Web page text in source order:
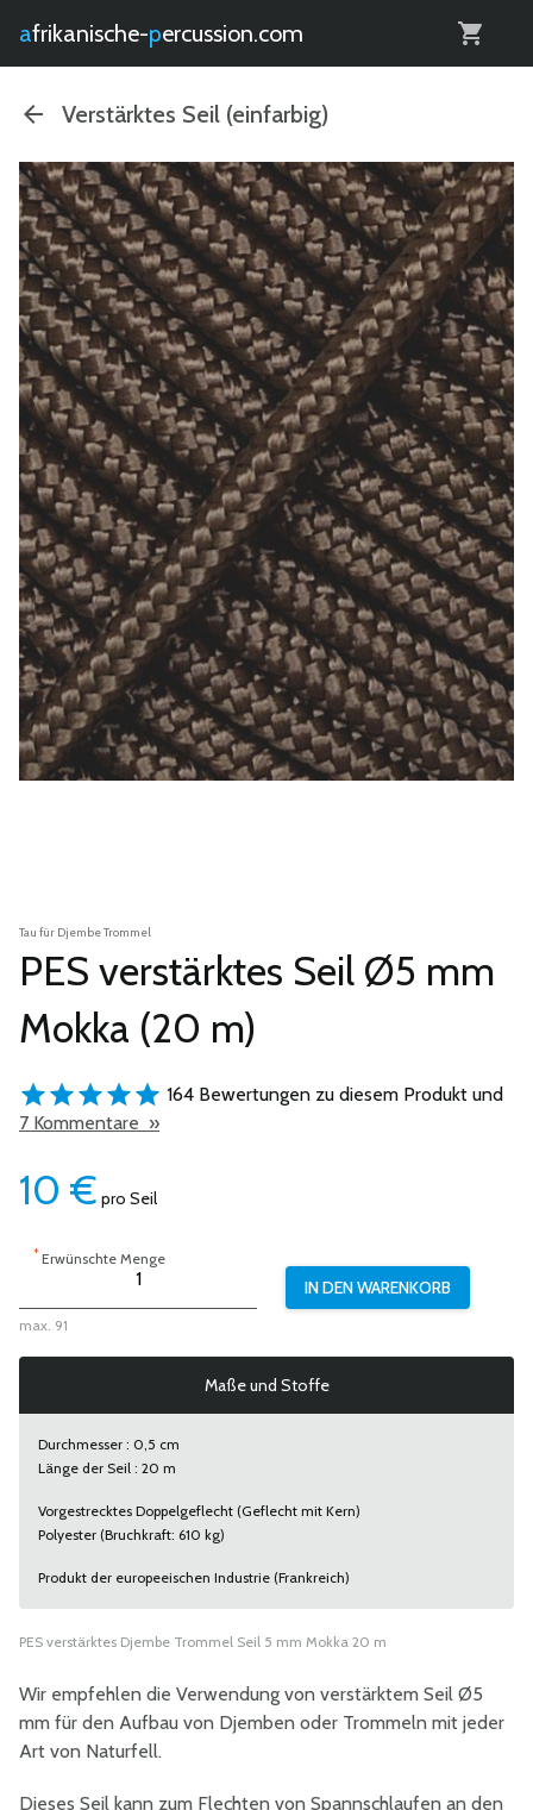
afrikanische- percussion.com
Verstärktes Seil (einfarbig)
Tau für Djembe Trommel
PES verstärktes Seil Ø5 mm
Mokka (20 m)
164 Bewertungen zu diesem Produkt und
7 Kommentare »
10 € pro Seil
*Erwünschte Menge
max. 91
Maße und Stoffe
Durchmesser : 0,5 cm
Länge der Seil : 20 m
Vorgestrecktes Doppelgeflecht (Geflecht mit Kern)
Polyester (Bruchkraft: 610 kg)
Produkt der europeeischen Industrie (Frankreich)
PES verstärktes Djembe Trommel Seil 5 mm Mokka 20 m
Wir empfehlen die Verwendung von verstärktem Seil Ø5
mm für den Aufbau von Djemben oder Trommeln mit jeder
Art von Naturfell.
Dieses Seil kann zum Flechten von Spannschlaufen an den